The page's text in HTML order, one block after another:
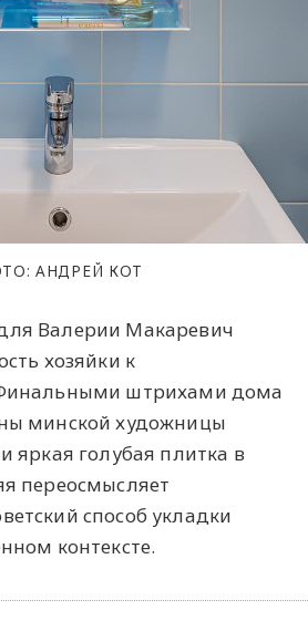
АНДРЕЙ КОТ
Валерии Макаревич
хозяйки к
штрихами дома
минской художницы
яркая голубая плитка в
переосмысляет
способ укладки
контексте.